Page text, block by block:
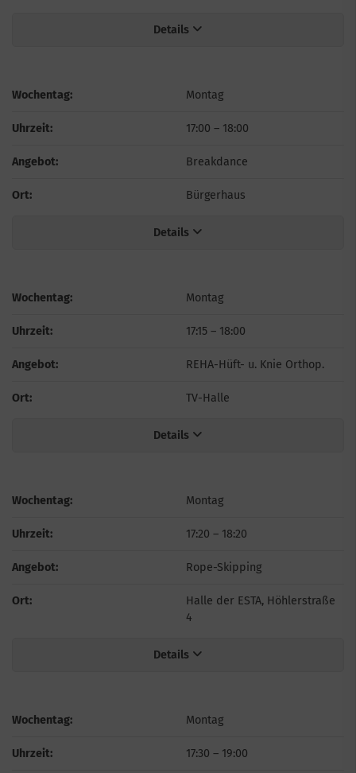
Details
Wochentag: Montag
Uhrzeit: 17:00 – 18:00
Angebot: Breakdance
Ort: Bürgerhaus
Details
Wochentag: Montag
Uhrzeit: 17:15 – 18:00
Angebot: REHA-Hüft- u. Knie Orthop.
Ort: TV-Halle
Details
Wochentag: Montag
Uhrzeit: 17:20 – 18:20
Angebot: Rope-Skipping
Ort:
Halle der ESTA, Höhlerstraße
4
Details
Wochentag: Montag
Uhrzeit: 17:30 – 19:00